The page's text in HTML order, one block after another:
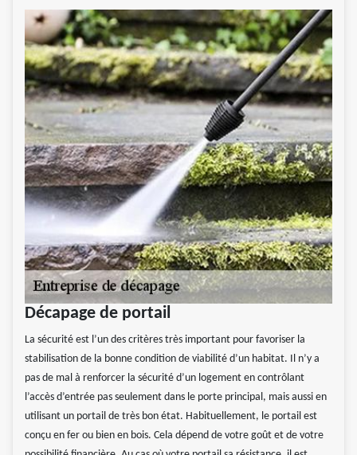
Décapage de portail
La sécurité est l’un des critères très important pour favoriser la
stabilisation de la bonne condition de viabilité d’un habitat. Il n’y a
pas de mal à renforcer la sécurité d’un logement en contrôlant
l’accès d’entrée pas seulement dans le porte principal, mais aussi en
utilisant un portail de très bon état. Habituellement, le portail est
conçu en fer ou bien en bois. Cela dépend de votre goût et de votre